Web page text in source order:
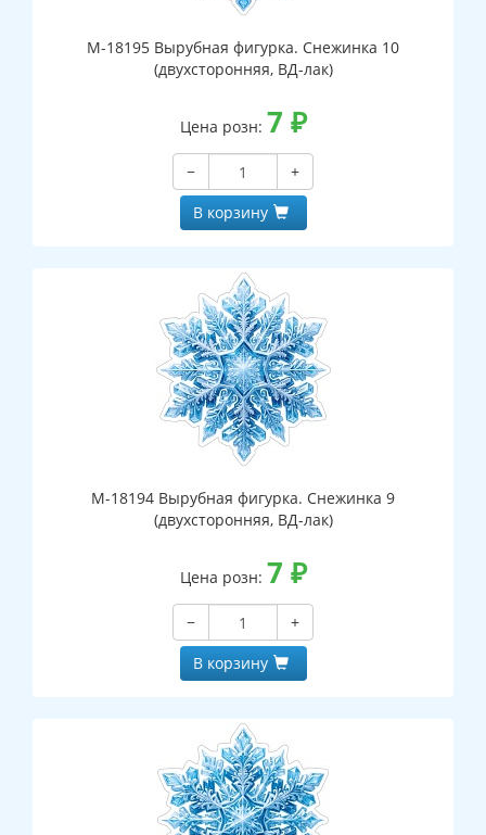
М-18195 Вырубная фигурка. Снежинка 10
(двухсторонняя, ВД-лак)
Цена розн: 7 ₽
−
+
В корзину
М-18194 Вырубная фигурка. Снежинка 9
(двухсторонняя, ВД-лак)
Цена розн: 7 ₽
−
+
В корзину